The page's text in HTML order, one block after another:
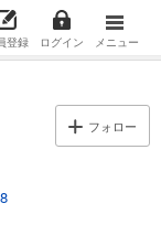
登録 ログイン メニュー
フォロー